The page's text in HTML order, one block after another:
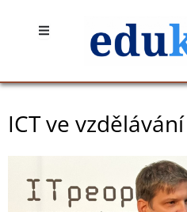
Open
ICT ve vzdělávání